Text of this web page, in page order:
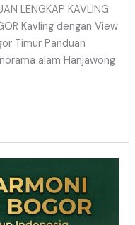
LENGKAP KAVLING
Kavling dengan View
Timur Panduan
alam Hanjawong